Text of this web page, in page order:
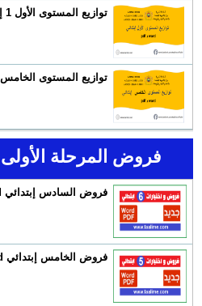
توازيع المستوى الأول 1 إبتدائي 2025-2026 word
توازيع المستوى الخامس 5 إبتدائي 2025-2026 word
فروض المرحلة الأولى
فروض السادس إبتدائي word و pdf
فروض الخامس إبتدائي word و pdf